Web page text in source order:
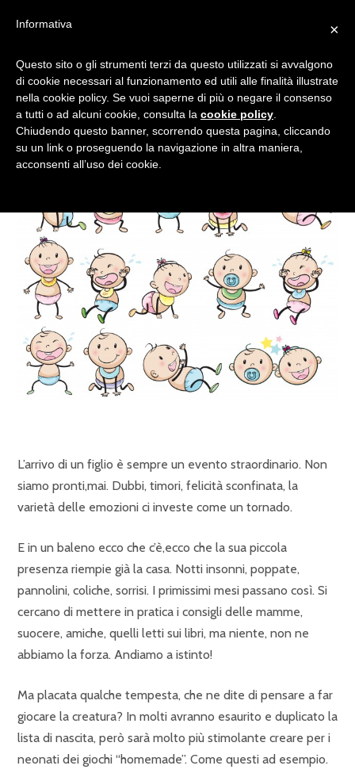
GIOCHI PER I NEONATI
L’arrivo di un figlio è sempre un evento straordinario. Non
siamo pronti,mai. Dubbi, timori, felicità sconfinata, la
varietà delle emozioni ci investe come un tornado.
E in un baleno ecco che c’è,ecco che la sua piccola
presenza riempie già la casa. Notti insonni, poppate,
pannolini, coliche, sorrisi. I primissimi mesi passano così. Si
cercano di mettere in pratica i consigli delle mamme,
suocere, amiche, quelli letti sui libri, ma niente, non ne
abbiamo la forza. Andiamo a istinto!
Ma placata qualche tempesta, che ne dite di pensare a far
giocare la creatura? In molti avranno esaurito e duplicato la
lista di nascita, però sarà molto più stimolante creare per i
neonati dei giochi “homemade”. Come questi ad esempio.
×
Informativa
Questo sito o gli strumenti terzi da questo utilizzati si avvalgono
di cookie necessari al funzionamento ed utili alle finalità illustrate
nella cookie policy. Se vuoi saperne di più o negare il consenso
a tutti o ad alcuni cookie, consulta la cookie policy
Chiudendo questo banner, scorrendo questa pagina, cliccando
su un link o proseguendo la navigazione in altra maniera,
acconsenti all’uso dei cookie.